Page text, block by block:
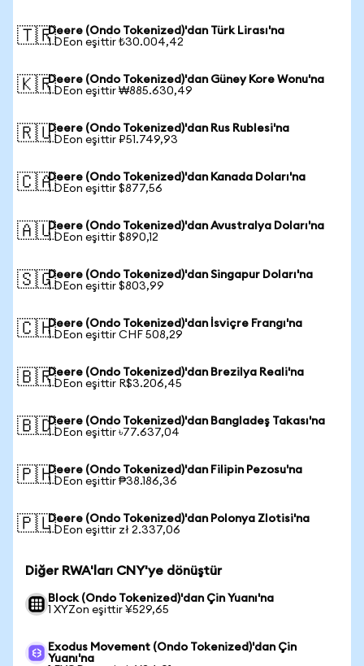
🇹🇷Deere (Ondo Tokenized)'dan Türk Lirası'na
1 DEon eşittir ₺30.004,42
🇰🇷Deere (Ondo Tokenized)'dan Güney Kore Wonu'na
1 DEon eşittir ₩885.630,49
🇷🇺Deere (Ondo Tokenized)'dan Rus Rublesi'na
1 DEon eşittir ₽51.749,93
🇨🇦Deere (Ondo Tokenized)'dan Kanada Doları'na
1 DEon eşittir $877,56
🇦🇺Deere (Ondo Tokenized)'dan Avustralya Doları'na
1 DEon eşittir $890,12
🇸🇬Deere (Ondo Tokenized)'dan Singapur Doları'na
1 DEon eşittir $803,99
🇨🇭Deere (Ondo Tokenized)'dan İsviçre Frangı'na
1 DEon eşittir CHF 508,29
🇧🇷Deere (Ondo Tokenized)'dan Brezilya Reali'na
1 DEon eşittir R$3.206,45
🇧🇩Deere (Ondo Tokenized)'dan Bangladeş Takası'na
1 DEon eşittir ৳77.637,04
🇵🇭Deere (Ondo Tokenized)'dan Filipin Pezosu'na
1 DEon eşittir ₱38.186,36
🇵🇱Deere (Ondo Tokenized)'dan Polonya Zlotisi'na
1 DEon eşittir zł 2.337,06
Diğer RWA'ları CNY'ye dönüştür
Block (Ondo Tokenized)'dan Çin Yuanı'na
1 XYZon eşittir ¥529,65
Exodus Movement (Ondo Tokenized)'dan Çin
Yuanı'na